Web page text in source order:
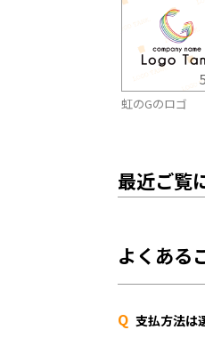
虹のGのロゴ
最近ご覧
よくある
Q 支払方法は